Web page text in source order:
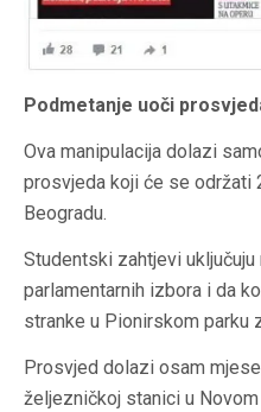
Podmetanje uoči
Ova manipulacija dolazi
prosvjeda koji će se održati
Beogradu.
Studentski zahtjevi
parlamentarnih izbora i da
stranke u Pionirskom parku
Prosvjed dolazi osam
željezničkoj stanici u Novom